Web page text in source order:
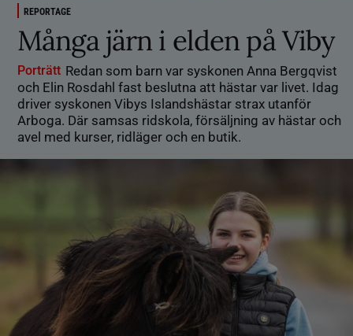
REPORTAGE
Många järn i elden på Viby
Porträtt Redan som barn var syskonen Anna Bergqvist
och Elin Rosdahl fast beslutna att hästar var livet. Idag
driver syskonen Vibys Islandshästar strax utanför
Arboga. Där samsas ridskola, försäljning av hästar och
avel med kurser, ridläger och en butik.